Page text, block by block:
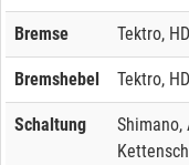
Bremse Tektro,
Bremshebel Tektro,
Schaltung
Shimano,